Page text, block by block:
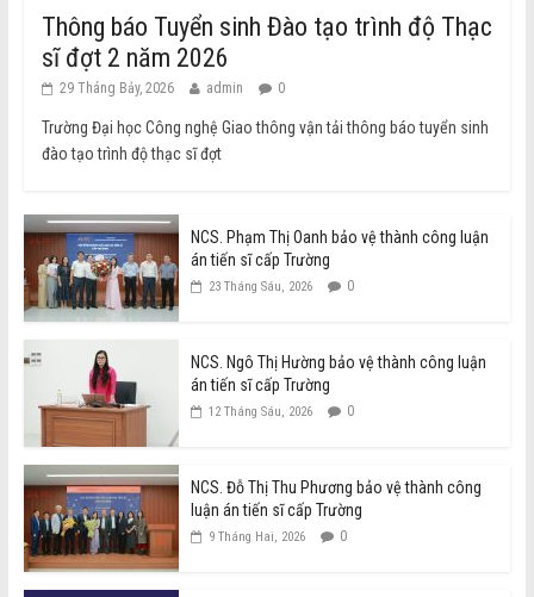
Thông báo Tuyển sinh Đào tạo trình độ Thạc
sĩ đợt 2 năm 2026
29 Tháng Bảy, 2026 admin 0
Trường Đại học Công nghệ Giao thông vận tải thông báo tuyển sinh
đào tạo trình độ thạc sĩ đợt
NCS. Phạm Thị Oanh bảo vệ thành công luận
án tiến sĩ cấp Trường
23 Tháng Sáu, 2026 0
NCS. Ngô Thị Hường bảo vệ thành công luận
án tiến sĩ cấp Trường
12 Tháng Sáu, 2026 0
NCS. Đỗ Thị Thu Phương bảo vệ thành công
luận án tiến sĩ cấp Trường
9 Tháng Hai, 2026 0